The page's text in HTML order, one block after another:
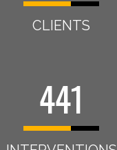
CLIENTS
441